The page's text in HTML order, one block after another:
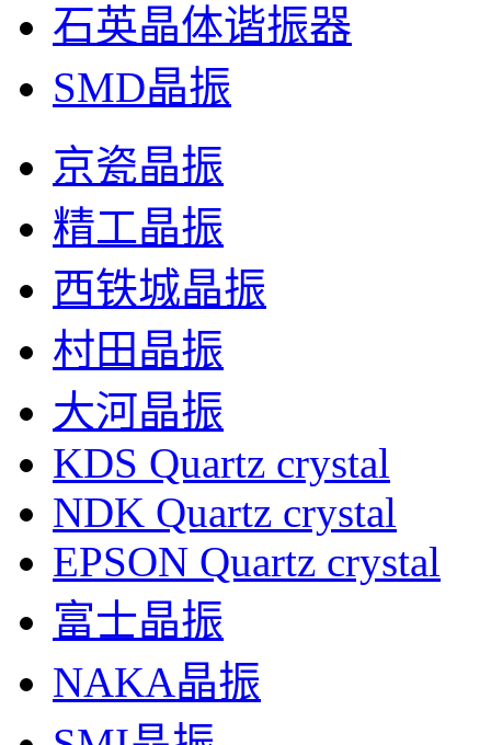
石英晶体谐振器
SMD晶振
京瓷晶振
精工晶振
西铁城晶振
村田晶振
大河晶振
KDS Quartz crystal
NDK Quartz crystal
EPSON Quartz crystal
富士晶振
NAKA晶振